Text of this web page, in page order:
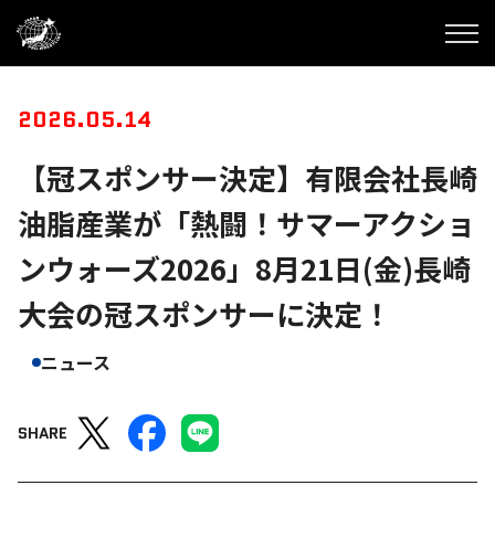
2026.05.14
【冠スポンサー決定】有限会社長崎
油脂産業が「熱闘！サマーアクショ
ンウォーズ2026」8月21日(金)長崎
大会の冠スポンサーに決定！
ニュース
SHARE